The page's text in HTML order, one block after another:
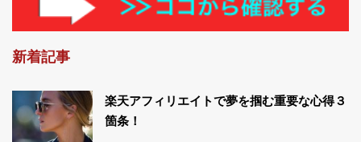
新着記事
楽天アフィリエイトで夢を掴む重要な心得３
箇条！